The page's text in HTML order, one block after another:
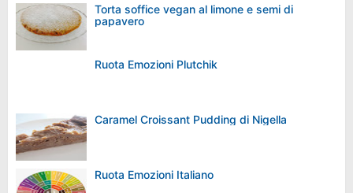
Torta soffice vegan al limone e semi di
papavero
Ruota Emozioni Plutchik
Caramel Croissant Pudding di Nigella
Ruota Emozioni Italiano